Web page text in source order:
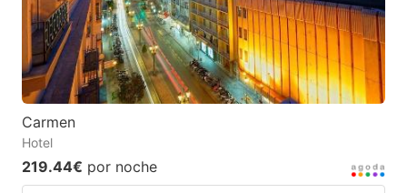
Carmen
Hotel
219.44€ por noche